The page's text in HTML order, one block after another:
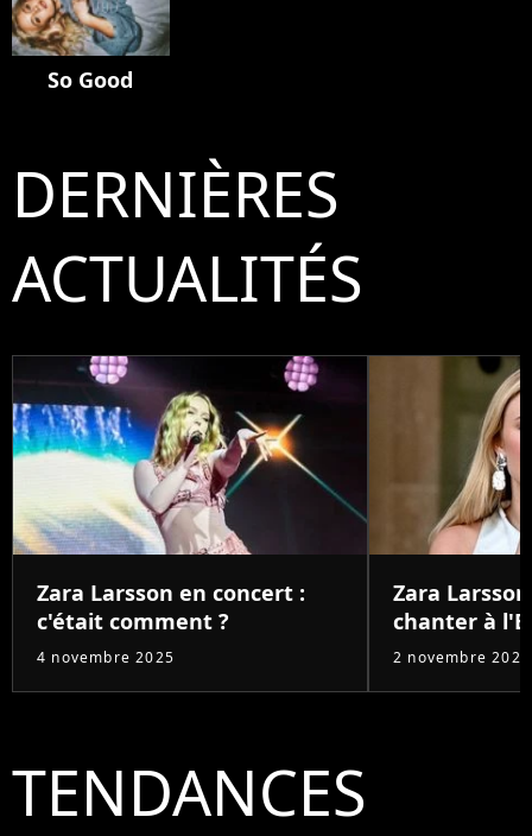
So Good
DERNIÈRES
ACTUALITÉS
Zara Larsson en concert :
c'était comment ?
4 novembre 2025
Zara
chanter à
2 novembre 2025
TENDANCES